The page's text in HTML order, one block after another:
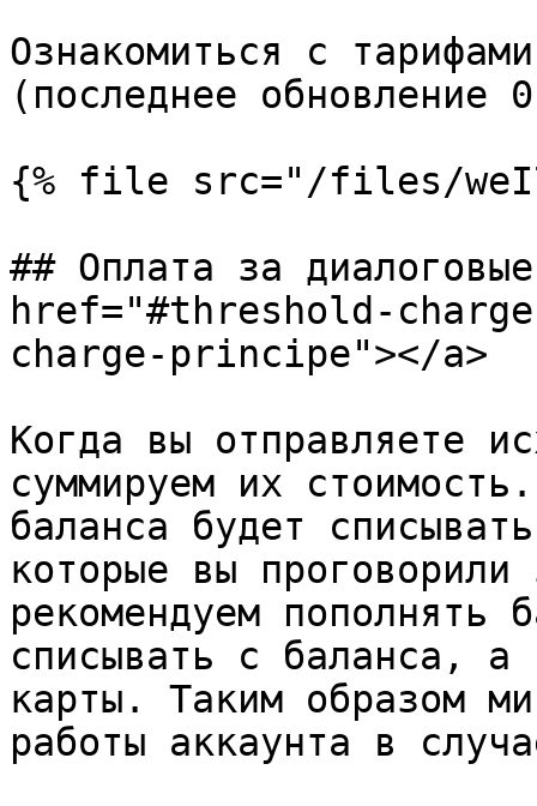
Ознакомиться с
(последнее обновление
{% file src="/files/
## Оплата за
href="#threshold-
charge-principe"></a>
Когда вы отправляете
суммируем их
баланса будет
которые вы
рекомендуем пополнять
списывать с баланса, а
карты. Таким образом
работы аккаунта в